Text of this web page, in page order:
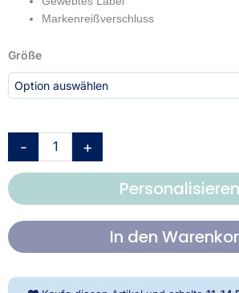
Markenreißverschluss
Größe
-
TOM
TAILOR
Kissenhülle
&
Rusty
Menge
+
Personalisieren
In den